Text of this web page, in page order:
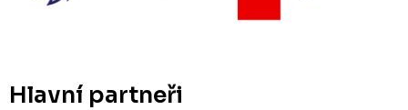
Hlavní partneři